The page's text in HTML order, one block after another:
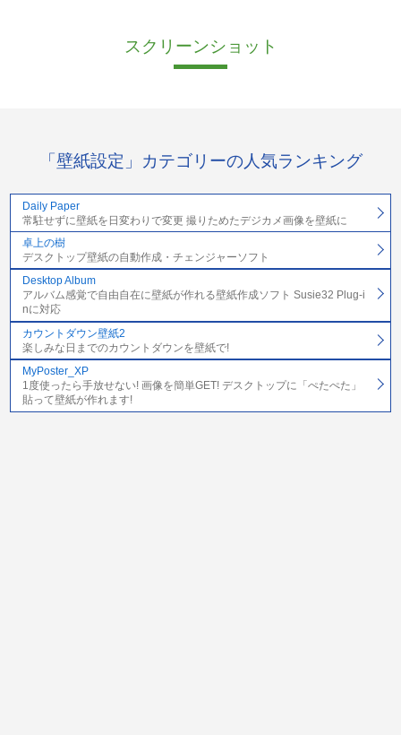
スクリーンショット
「壁紙設定」カテゴリーの人気ランキング
Daily Paper
常駐せずに壁紙を日変わりで変更 撮りためたデジカメ画像を壁紙に
卓上の樹
デスクトップ壁紙の自動作成・チェンジャーソフト
Desktop Album
アルバム感覚で自由自在に壁紙が作れる壁紙作成ソフト Susie32 Plug-i
nに対応
カウントダウン壁紙2
楽しみな日までのカウントダウンを壁紙で!
MyPoster_XP
1度使ったら手放せない! 画像を簡単GET! デスクトップに「ぺたぺた」
貼って壁紙が作れます!